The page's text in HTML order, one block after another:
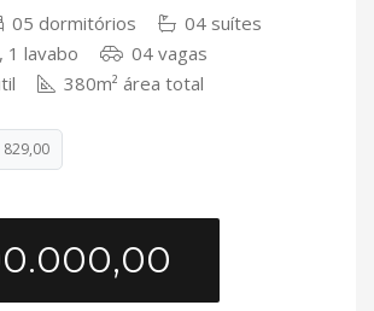
05 dormitórios
04 suítes
1 lavabo
04 vagas
380m² área total
829,00